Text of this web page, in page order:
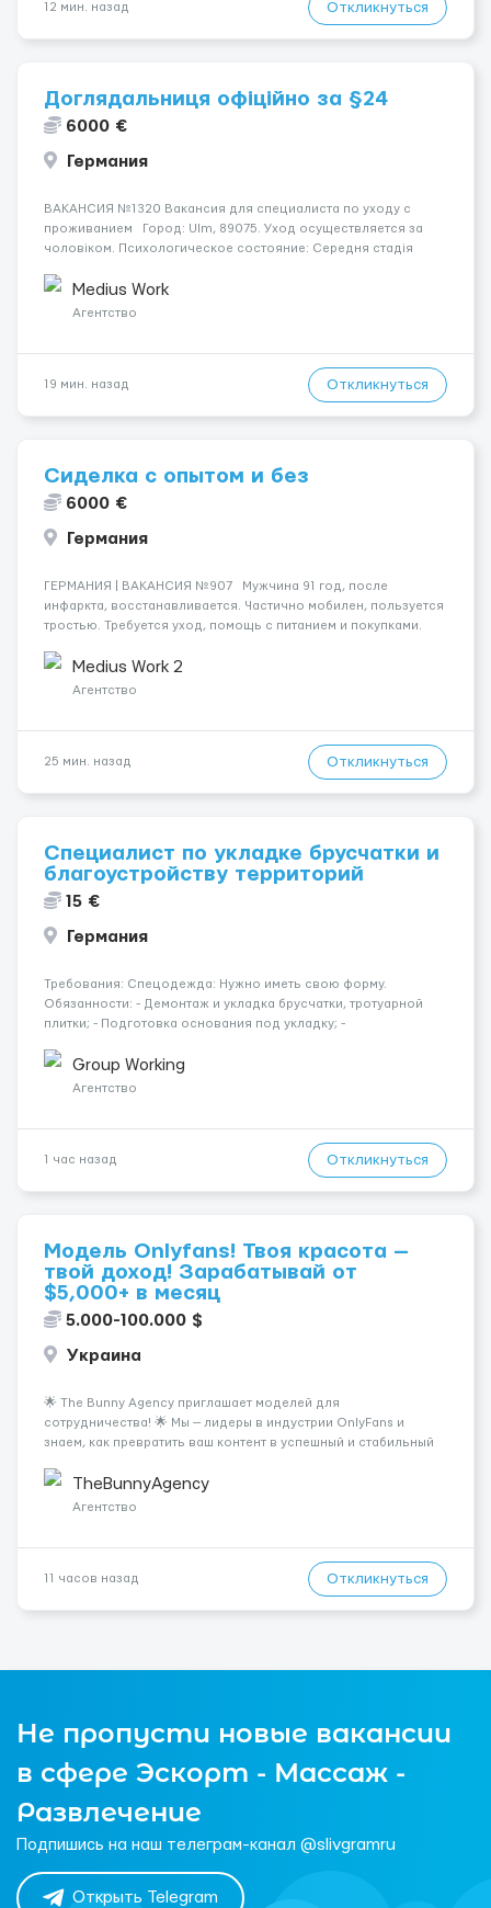
12 мин. назад Откликнуться
Доглядальниця офіційно за §24
6000 €
Германия
ВАКАНСИЯ №1320 Вакансия для специалиста по уходу с
проживанием Город: Ulm, 89075. Уход осуществляется за
чоловіком. Психологическое состояние: Середня стадія
допомога при переміщенні). Ночью пациент: Спить не пр...
Medius Work
Агентство
19 мин. назад Откликнуться
Сиделка с опытом и без
6000 €
Германия
ГЕРМАНИЯ | ВАКАНСИЯ №907 Мужчина 91 год, после
инфаркта, восстанавливается. Частично мобилен, пользуется
тростью. Требуется уход, помощь с питанием и покупками.
уровне общения. Курение запрещено. Сидел...
Medius Work 2
Агентство
25 мин. назад Откликнуться
Специалист по укладке брусчатки и
благоустройству территорий
15 €
Германия
Требования: Спецодежда: Нужно иметь свою форму.
Обязанности: - Демонтаж и укладка брусчатки, тротуарной
плитки; - Подготовка основания под укладку; -
преимуществом: - Кладка кирпича и камня; - Опыт управления
мини-экскаватором /...
Group Working
Агентство
1 час назад Откликнуться
Модель Onlyfans! Твоя красота —
твой доход! Зарабатывай от
$5,000+ в месяц
5.000-100.000 $
Украина
🌟 The Bunny Agency приглашает моделей для
сотрудничества! 🌟 Мы — лидеры в индустрии OnlyFans и
знаем, как превратить ваш контент в успешный и стабильный
готовы к долгосрочному сотрудничеству, у вас есть
уникальная возможность ...
TheBunnyAgency
Агентство
11 часов назад Откликнуться
Не пропусти новые вакансии
в сфере Эскорт - Массаж -
Развлечение
Подпишись на наш телеграм-канал @slivgramru
Открыть Telegram